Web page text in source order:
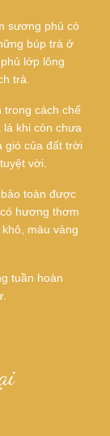
sương phủ có
búp trà ở
lớp lông
trà.
trong cách chế
khi còn chưa
gió của đất trời
vời.
toàn được
hương thơm
màu vàng
tuần hoàn